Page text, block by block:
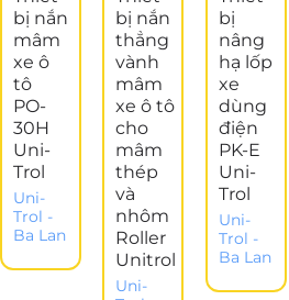
bị nắn
mâm
xe ô
tô
PO-
30H
Uni-
Trol
Uni-
Trol -
Ba Lan
bị nắn
thẳng
vành
mâm
xe ô tô
cho
mâm
thép
và
nhôm
Roller
Unitrol
Uni-
bị
nâng
hạ lốp
xe
dùng
điện
PK-E
Uni-
Trol
Uni-
Trol -
Ba Lan